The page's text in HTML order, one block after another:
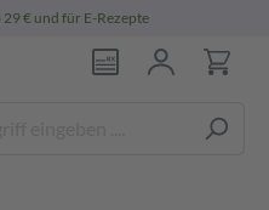
29 € und für E-Rezepte